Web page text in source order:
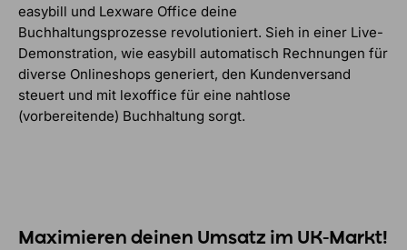
easybill und Lexware Office deine
Buchhaltungsprozesse revolutioniert. Sieh in einer Live-
Demonstration, wie easybill automatisch Rechnungen für
diverse Onlineshops generiert, den Kundenversand
steuert und mit lexoffice für eine nahtlose
(vorbereitende) Buchhaltung sorgt.
Maximieren deinen Umsatz im UK-Markt!